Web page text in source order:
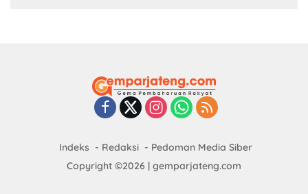
Indeks Redaksi
Pedoman Media Siber
Copyright ©2026 | gemparjateng.com